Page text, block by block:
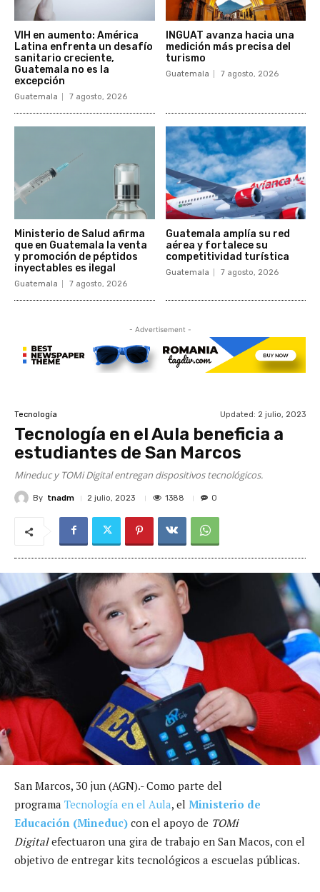
VIH en aumento: América
Latina enfrenta un desafío
sanitario creciente,
Guatemala no es la
excepción
Guatemala 7 agosto, 2026
INGUAT avanza hacia una
medición más precisa del
turismo
Guatemala 7 agosto, 2026
Ministerio de Salud afirma
que en Guatemala la venta
y promoción de péptidos
inyectables es ilegal
Guatemala 7 agosto, 2026
Guatemala amplía su red
aérea y fortalece su
competitividad turística
Guatemala 7 agosto, 2026
- Advertisement -